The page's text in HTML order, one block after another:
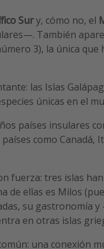
Sury, cómo no, el
También
3), la única que
las Islas
únicas en el
países insulares
como Canadá,
fuerza: tres islas
de ellas es Milos
su gastronomía
en otras islas
una conexión